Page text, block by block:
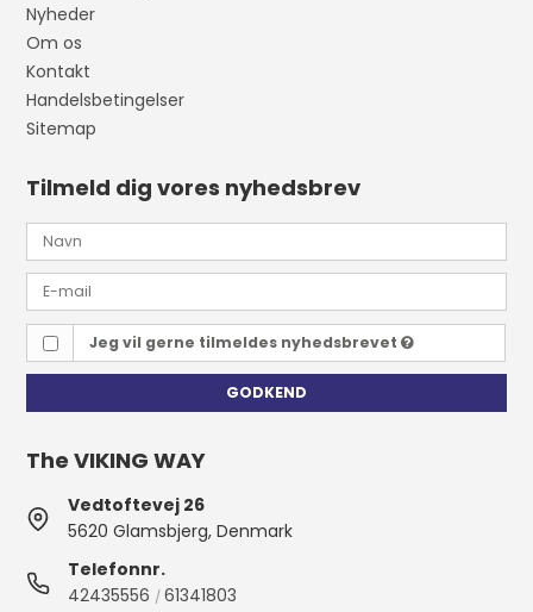
Nyheder
Om os
Kontakt
Handelsbetingelser
Sitemap
Tilmeld dig vores nyhedsbrev
Jeg vil gerne tilmeldes nyhedsbrevet
GODKEND
The VIKING WAY
Vedtoftevej 26
5620 Glamsbjerg, Denmark
Telefonnr.
42435556 /61341803